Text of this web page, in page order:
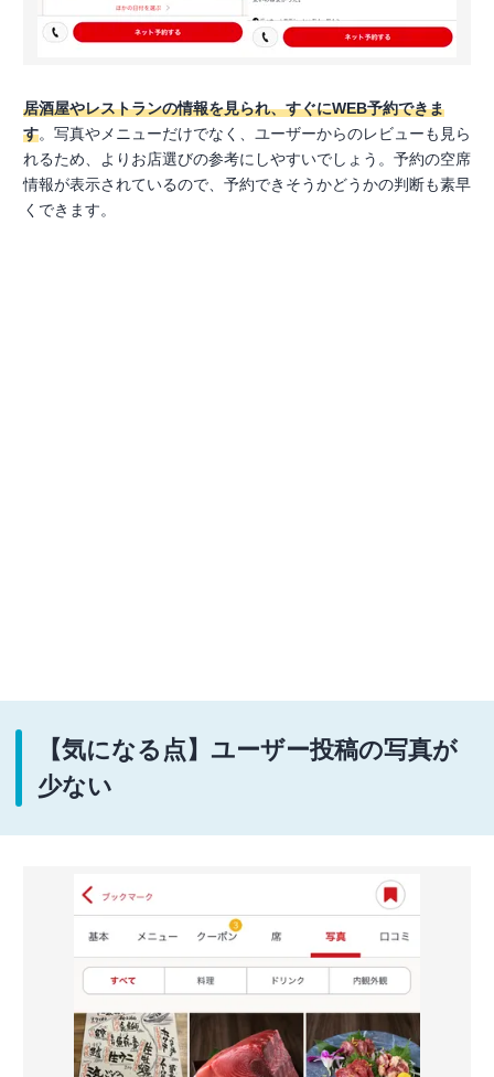
居酒屋やレストランの情報を見られ、すぐにWEB予約できま
す。写真やメニューだけでなく、ユーザーからのレビューも見ら
れるため、よりお店選びの参考にしやすいでしょう。予約の空席
情報が表示されているので、予約できそうかどうかの判断も素早
くできます。
【気になる点】ユーザー投稿の写真が
少ない